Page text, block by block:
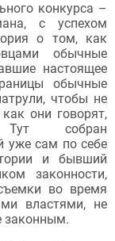
конкурса –
с успехом
о том, как
обычные
настоящее
обычные
чтобы не
они говорят,
Тут собран
уже сам по себе
и бывший
законности,
во время
властями, не
законным.